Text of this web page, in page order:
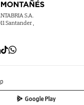
S.A.
Santander ,
Google Play